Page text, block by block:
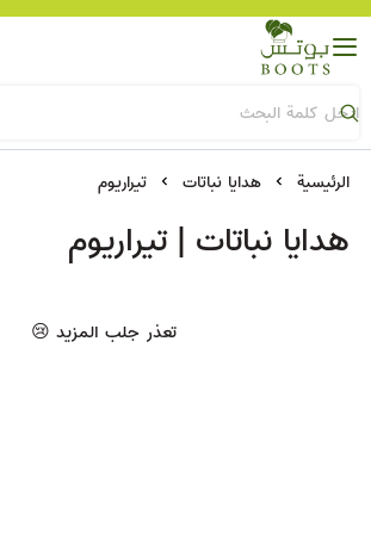
Boots
الرئيسية هدايا نباتات تيراريوم
هدايا نباتات | تيراريوم
تعذر جلب المزيد 😢